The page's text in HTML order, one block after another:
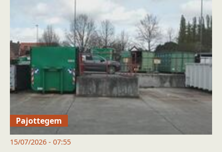
Pajottegem
15/07/2026 - 07:55